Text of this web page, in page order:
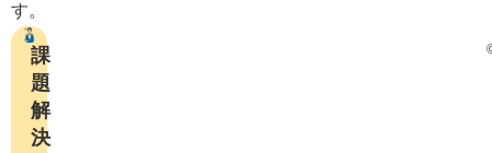
す。
料
金
の
見
課
題
解
決